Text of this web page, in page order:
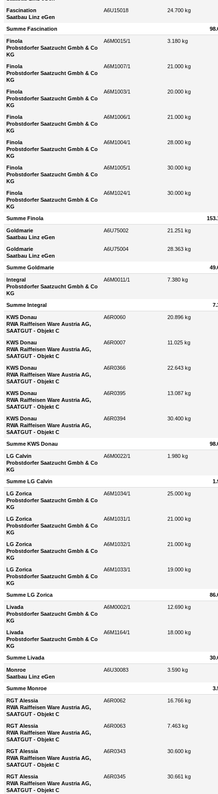
Fascination
Saatbau Linz eGen
A6U15018 24.700 kg
Summe Fascination
Finola
Probstdorfer Saatzucht Gmbh & Co
KG
A6M0015/1 3.180 kg
Finola
Probstdorfer Saatzucht Gmbh & Co
KG
A6M1007/1 21.000 kg
Finola
Probstdorfer Saatzucht Gmbh & Co
KG
A6M1003/1 20.000 kg
Finola
Probstdorfer Saatzucht Gmbh & Co
KG
A6M1006/1 21.000 kg
Finola
Probstdorfer Saatzucht Gmbh & Co
KG
A6M1004/1 28.000 kg
Finola
Probstdorfer Saatzucht Gmbh & Co
KG
A6M1005/1 30.000 kg
Finola
Probstdorfer Saatzucht Gmbh & Co
KG
A6M1024/1 30.000 kg
Summe Finola
Goldmarie
Saatbau Linz eGen
A6U75002 21.251 kg
Goldmarie
Saatbau Linz eGen
A6U75004 28.363 kg
Summe Goldmarie
Integral
Probstdorfer Saatzucht Gmbh & Co
KG
A6M0011/1 7.380 kg
Summe Integral
KWS Donau
RWA Raiffeisen Ware Austria AG,
SAATGUT - Objekt C
A6R0060 20.896 kg
KWS Donau
RWA Raiffeisen Ware Austria AG,
SAATGUT - Objekt C
A6R0007 11.025 kg
KWS Donau
RWA Raiffeisen Ware Austria AG,
SAATGUT - Objekt C
A6R0366 22.643 kg
KWS Donau
RWA Raiffeisen Ware Austria AG,
SAATGUT - Objekt C
A6R0395 13.087 kg
KWS Donau
RWA Raiffeisen Ware Austria AG,
SAATGUT - Objekt C
A6R0394 30.400 kg
Summe KWS Donau
LG Calvin
Probstdorfer Saatzucht Gmbh & Co
KG
A6M0022/1 1.980 kg
Summe LG Calvin
LG Zorica
Probstdorfer Saatzucht Gmbh & Co
KG
A6M1034/1 25.000 kg
LG Zorica
Probstdorfer Saatzucht Gmbh & Co
KG
A6M1031/1 21.000 kg
LG Zorica
Probstdorfer Saatzucht Gmbh & Co
KG
A6M1032/1 21.000 kg
LG Zorica
Probstdorfer Saatzucht Gmbh & Co
KG
A6M1033/1 19.000 kg
Summe LG Zorica
Livada
Probstdorfer Saatzucht Gmbh & Co
KG
A6M0002/1 12.690 kg
Livada
Probstdorfer Saatzucht Gmbh & Co
KG
A6M1164/1 18.000 kg
Summe Livada
Monroe
Saatbau Linz eGen
A6U30083 3.590 kg
Summe Monroe
RGT Alessia
RWA Raiffeisen Ware Austria AG,
SAATGUT - Objekt C
A6R0062 16.766 kg
RGT Alessia
RWA Raiffeisen Ware Austria AG,
SAATGUT - Objekt C
A6R0063 7.463 kg
RGT Alessia
RWA Raiffeisen Ware Austria AG,
SAATGUT - Objekt C
A6R0343 30.600 kg
RGT Alessia
RWA Raiffeisen Ware Austria AG,
SAATGUT - Objekt C
A6R0345 30.661 kg